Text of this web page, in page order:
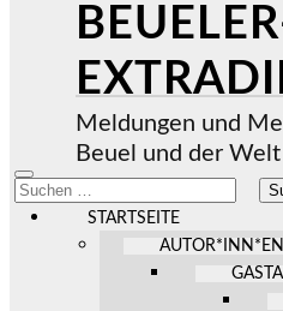
Meldungen und
Beuel und der Welt
Mobile-
Menü
ein-/ausblenden
Suchen
nach:
STARTSEITE
AUTOR*INN*EN